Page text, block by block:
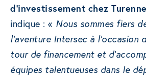
d’investissement chez
indique : « Nous sommes fiers
l’aventure Intersec à l’occasion
tour de financement et
équipes talentueuses dans le